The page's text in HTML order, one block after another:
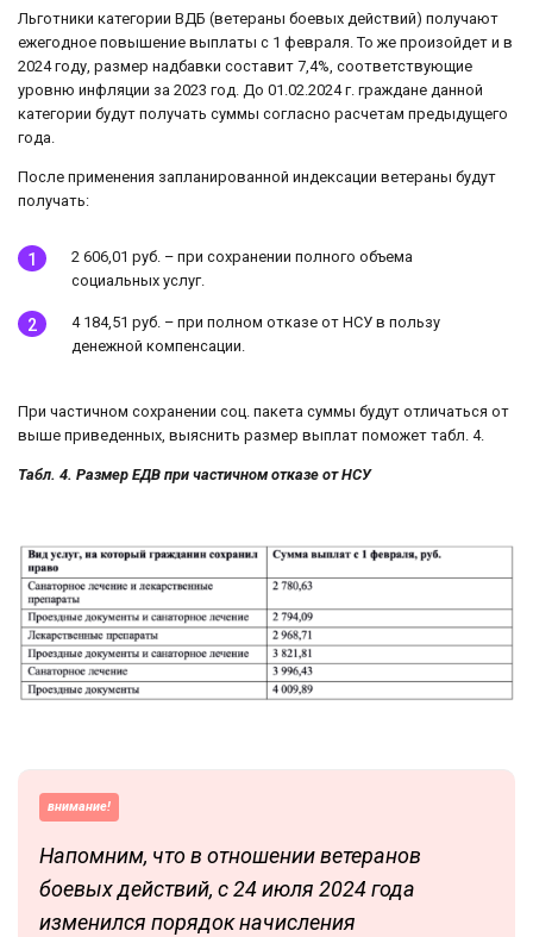
Льготники категории ВДБ (ветераны боевых действий) получают
ежегодное повышение выплаты с 1 февраля. То же произойдет и в
2024 году, размер надбавки составит 7,4%, соответствующие
уровню инфляции за 2023 год. До 01.02.2024 г. граждане данной
категории будут получать суммы согласно расчетам предыдущего
года.
После применения запланированной индексации ветераны будут
получать:
2 606,01 руб. – при сохранении полного объема
социальных услуг.
4 184,51 руб. – при полном отказе от НСУ в пользу
денежной компенсации.
При частичном сохранении соц. пакета суммы будут отличаться от
выше приведенных, выяснить размер выплат поможет табл. 4.
Табл. 4. Размер ЕДВ при частичном отказе от НСУ
внимание!
Напомним, что в отношении ветеранов
боевых действий, с 24 июля 2024 года
изменился порядок начисления